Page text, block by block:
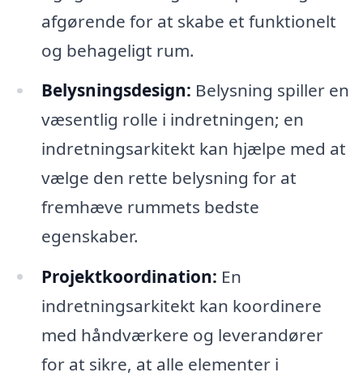
afgørende for at skabe et funktionelt
og behageligt rum.
Belysningsdesign: Belysning spiller en
væsentlig rolle i indretningen; en
indretningsarkitekt kan hjælpe med at
vælge den rette belysning for at
fremhæve rummets bedste
egenskaber.
Projektkoordination: En
indretningsarkitekt kan koordinere
med håndværkere og leverandører
for at sikre, at alle elementer i